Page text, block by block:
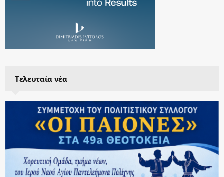
Τελευταία νέα